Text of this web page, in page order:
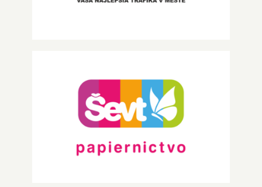
ŠEVT papiernictvo